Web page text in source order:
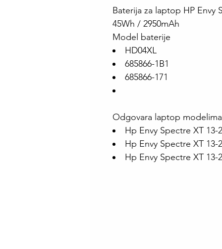
Baterija za laptop HP Envy
45Wh / 2950mAh
Model baterije
HD04XL
685866-1B1
685866-171
Odgovara laptop modelima
Hp Envy Spectre XT 13-
Hp Envy Spectre XT 13-
Hp Envy Spectre XT 13-